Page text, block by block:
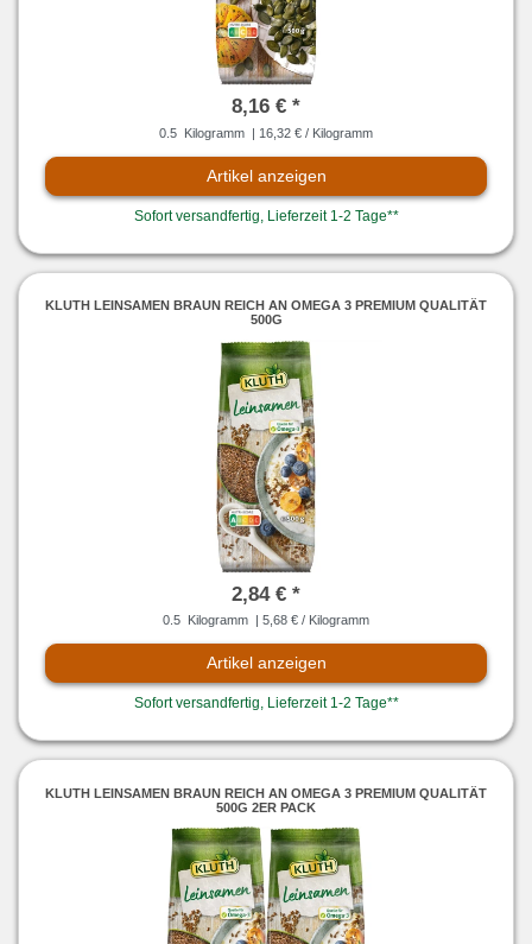
8,16 € *
0.5 Kilogramm | 16,32 € / Kilogramm
Artikel anzeigen
Sofort versandfertig, Lieferzeit 1-2 Tage**
KLUTH LEINSAMEN BRAUN REICH AN OMEGA 3 PREMIUM QUALITÄT
500G
2,84 € *
0.5 Kilogramm | 5,68 € / Kilogramm
Artikel anzeigen
Sofort versandfertig, Lieferzeit 1-2 Tage**
KLUTH LEINSAMEN BRAUN REICH AN OMEGA 3 PREMIUM QUALITÄT
500G 2ER PACK